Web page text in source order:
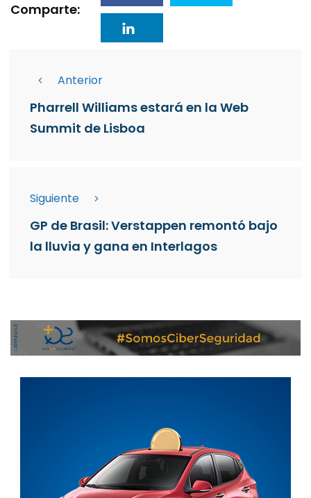
Comparte:
Anterior
Pharrell Williams estará en la Web
Summit de Lisboa
Siguiente
GP de Brasil: Verstappen remontó bajo
la lluvia y gana en Interlagos